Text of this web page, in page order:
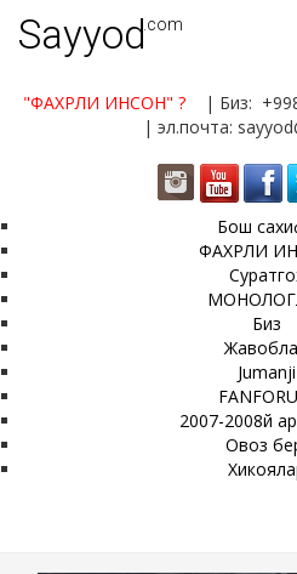
Sayyod.com
"ФАХРЛИ ИНСОН" ?
| Биз:
| эл.почта:
Бош
ФАХРЛИ
Биз
Jumanji
2007-2008й
Овоз